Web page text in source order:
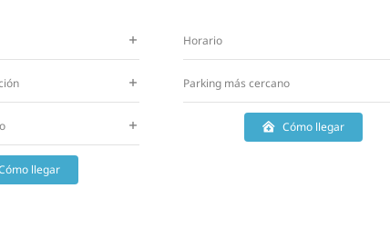
llegar
Horario
Parking más cercano
Cómo llegar